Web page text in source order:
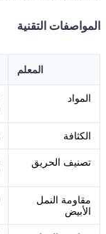
المواصفات التقنية
المعلم
المواد
الكثافة
تصنيف الحريق
مقاومة النمل
الأبيض